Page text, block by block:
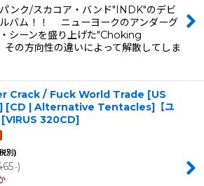
ンク/スカコア・バンド"INDK"のデビ
バム！！ ニューヨークのアンダーグ
シーンを盛り上げた"Choking
の方向性の違いによって解散してしま
Crack / Fuck World Trade [US
[CD | Alternative Tentacles]【ユ
[VIRUS 320CD]
別)
.-)